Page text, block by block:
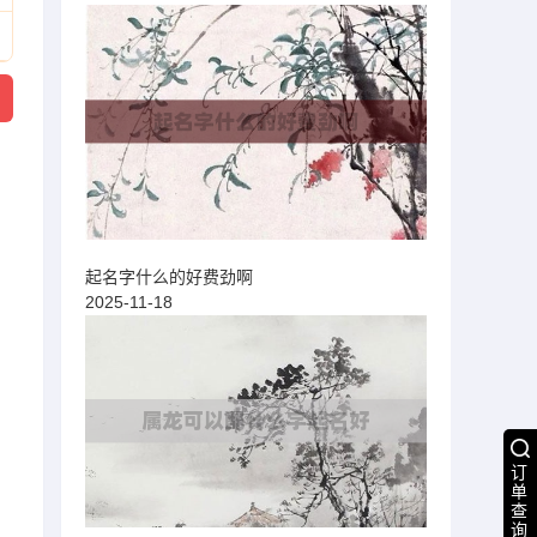
订
单
查
询
起名字什么的好费劲啊
2025-11-18